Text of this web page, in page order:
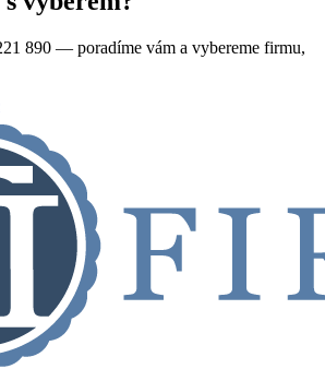
890 — poradíme vám a vybereme firmu,